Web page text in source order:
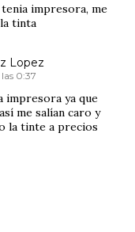
impresora, me
tinta
Lopez
0:37
impresora ya que
me salían caro y
la tinte a precios